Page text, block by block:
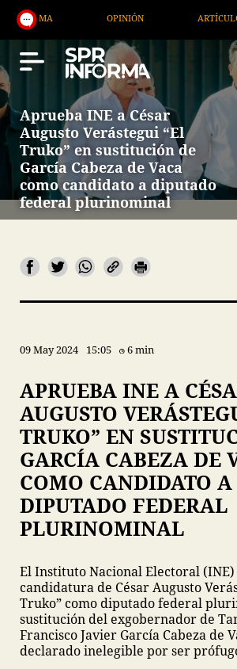
ARTÍCULOS
Aprueba INE a César
Augusto Verástegui “El
Truko” en sustitución de
García Cabeza de Vaca
como candidato a diputado
federal plurinominal
09 May 2024 15:05 6 min
APRUEBA INE A
AUGUSTO
TRUKO” EN
GARCÍA CABEZA DE
COMO CANDIDATO A
DIPUTADO FEDERAL
PLURINOMINAL
El Instituto Nacional Electoral
candidatura de César Augusto
Truko” como diputado federal
sustitución del exgobernador de
Francisco Javier García Cabeza de
declarado inelegible por ser